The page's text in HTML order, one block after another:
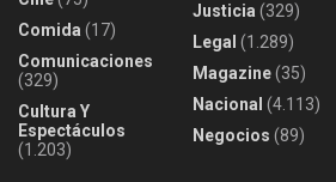
Comida (17)
Comunicaciones
(329)
Cultura Y
Espectáculos
(1.203)
Justicia (329)
Legal (1.289)
Magazine(35)
Nacional (4.113)
Negocios (89)